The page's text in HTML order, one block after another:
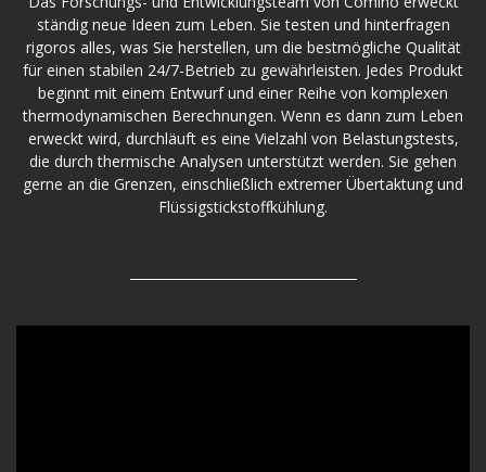
ständig neue Ideen zum Leben. Sie testen und hinterfragen
rigoros alles, was Sie herstellen, um die bestmögliche Qualität
für einen stabilen 24/7-Betrieb zu gewährleisten. Jedes Produkt
beginnt mit einem Entwurf und einer Reihe von komplexen
thermodynamischen Berechnungen. Wenn es dann zum Leben
erweckt wird, durchläuft es eine Vielzahl von Belastungstests,
die durch thermische Analysen unterstützt werden. Sie gehen
gerne an die Grenzen, einschließlich extremer Übertaktung und
Flüssigstickstoffkühlung.